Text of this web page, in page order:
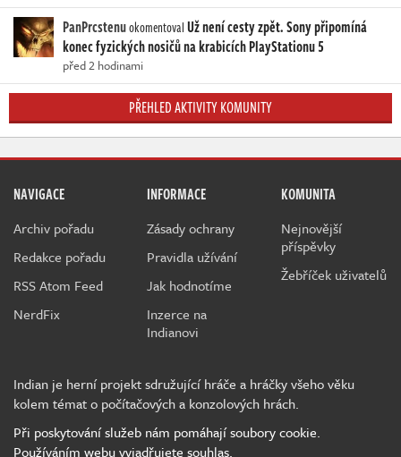
PanPrcstenuokomentovalUž není cesty zpět. Sony připomíná
konec fyzických nosičů na krabicích PlayStationu 5
před 2 hodinami
PŘEHLED AKTIVITY KOMUNITY
NAVIGACE
Archiv pořadu
Redakce pořadu
RSS Atom Feed
NerdFix
INFORMACE
Zásady ochrany
Pravidla užívání
Jak hodnotíme
Inzerce na
Indianovi
KOMUNITA
Nejnovější
příspěvky
Žebříček uživatelů
Indian je herní projekt sdružující hráče a hráčky všeho věku
kolem témat o počítačových a konzolových hrách.
Při poskytování služeb nám pomáhají soubory cookie.
Používáním webu vyjadřujete souhlas.